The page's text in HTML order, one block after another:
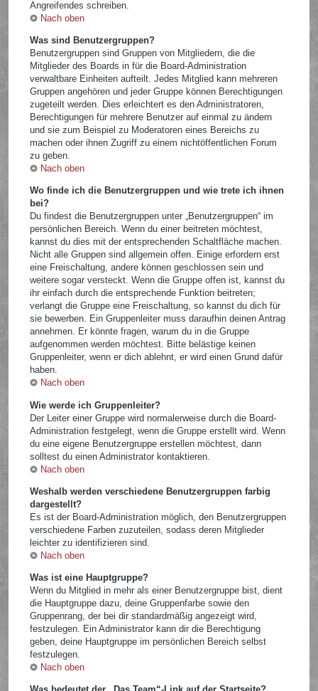
Angreifendes schreiben.
Nach oben
Was sind Benutzergruppen?
Benutzergruppen sind Gruppen von Mitgliedern, die die
Mitglieder des Boards in für die Board-Administration
verwaltbare Einheiten aufteilt. Jedes Mitglied kann mehreren
Gruppen angehören und jeder Gruppe können Berechtigungen
zugeteilt werden. Dies erleichtert es den Administratoren,
Berechtigungen für mehrere Benutzer auf einmal zu ändern
und sie zum Beispiel zu Moderatoren eines Bereichs zu
machen oder ihnen Zugriff zu einem nichtöffentlichen Forum
zu geben.
Nach oben
Wo finde ich die Benutzergruppen und wie trete ich ihnen
bei?
Du findest die Benutzergruppen unter „Benutzergruppen“ im
persönlichen Bereich. Wenn du einer beitreten möchtest,
kannst du dies mit der entsprechenden Schaltfläche machen.
Nicht alle Gruppen sind allgemein offen. Einige erfordern erst
eine Freischaltung, andere können geschlossen sein und
weitere sogar versteckt. Wenn die Gruppe offen ist, kannst du
ihr einfach durch die entsprechende Funktion beitreten;
verlangt die Gruppe eine Freischaltung, so kannst du dich für
sie bewerben. Ein Gruppenleiter muss daraufhin deinen Antrag
annehmen. Er könnte fragen, warum du in die Gruppe
aufgenommen werden möchtest. Bitte belästige keinen
Gruppenleiter, wenn er dich ablehnt, er wird einen Grund dafür
haben.
Nach oben
Wie werde ich Gruppenleiter?
Der Leiter einer Gruppe wird normalerweise durch die Board-
Administration festgelegt, wenn die Gruppe erstellt wird. Wenn
du eine eigene Benutzergruppe erstellen möchtest, dann
solltest du einen Administrator kontaktieren.
Nach oben
Weshalb werden verschiedene Benutzergruppen farbig
dargestellt?
Es ist der Board-Administration möglich, den Benutzergruppen
verschiedene Farben zuzuteilen, sodass deren Mitglieder
leichter zu identifizieren sind.
Nach oben
Was ist eine Hauptgruppe?
Wenn du Mitglied in mehr als einer Benutzergruppe bist, dient
die Hauptgruppe dazu, deine Gruppenfarbe sowie den
Gruppenrang, der bei dir standardmäßig angezeigt wird,
festzulegen. Ein Administrator kann dir die Berechtigung
geben, deine Hauptgruppe im persönlichen Bereich selbst
festzulegen.
Nach oben